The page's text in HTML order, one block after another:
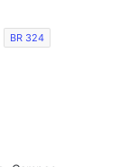
BR 324